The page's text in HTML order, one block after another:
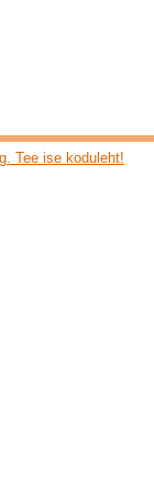
Tee ise koduleht!